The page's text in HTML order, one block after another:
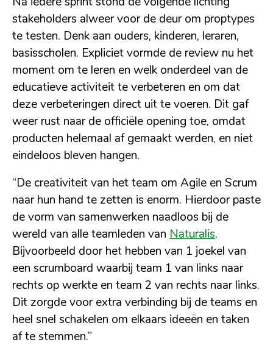
stakeholders alweer voor de deur om proptypes
te testen. Denk aan ouders, kinderen, leraren,
basisscholen. Expliciet vormde de review nu het
moment om te leren en welk onderdeel van de
educatieve activiteit te verbeteren en om dat
deze verbeteringen direct uit te voeren. Dit gaf
weer rust naar de officiële opening toe, omdat
producten helemaal af gemaakt werden, en niet
eindeloos bleven hangen.
“De creativiteit van het team om Agile en Scrum
naar hun hand te zetten is enorm. Hierdoor paste
de vorm van samenwerken naadloos bij de
wereld van alle teamleden van Naturalis.
Bijvoorbeeld door het hebben van 1 joekel van
een scrumboard waarbij team 1 van links naar
rechts op werkte en team 2 van rechts naar links.
Dit zorgde voor extra verbinding bij de teams en
heel snel schakelen om elkaars ideeën en taken
af te stemmen.”